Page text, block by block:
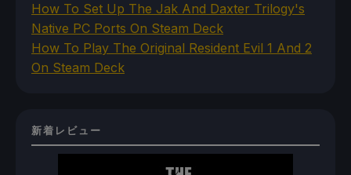
How To Set Up The Jak And Daxter Trilogy's
Native PC Ports On Steam Deck
How To Play The Original Resident Evil 1 And 2
On Steam Deck
新着レビュー